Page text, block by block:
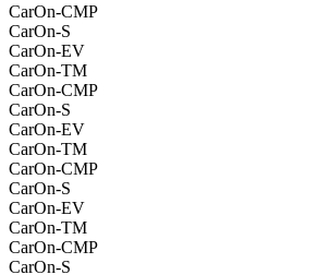
CarOn-CMP
CarOn-S
CarOn-EV
CarOn-TM
CarOn-CMP
CarOn-S
CarOn-EV
CarOn-TM
CarOn-CMP
CarOn-S
CarOn-EV
CarOn-TM
CarOn-CMP
CarOn-S